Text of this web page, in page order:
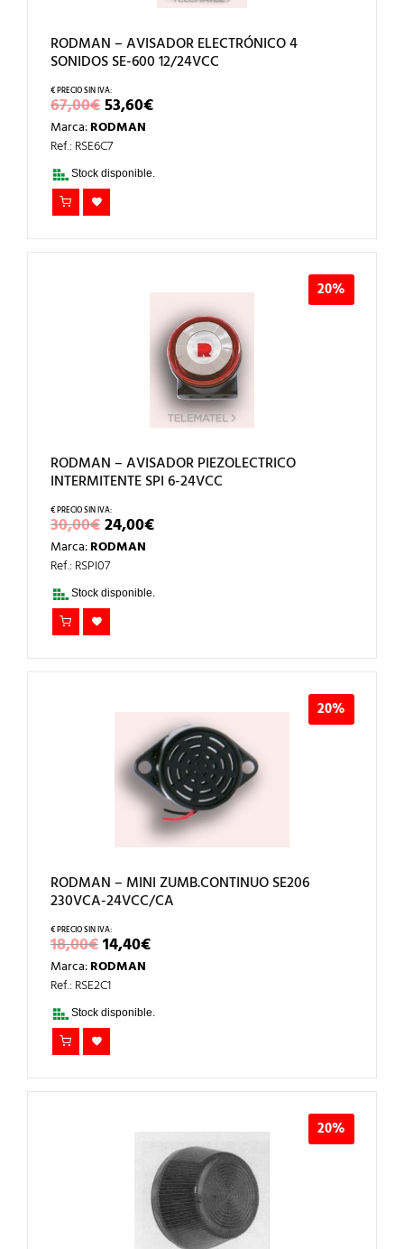
RODMAN – AVISADOR ELECTRÓNICO 4
SONIDOS SE-600 12/24VCC
67,00€EL
PRECIO
ORIGINAL
ERA:
67,00€.
53,60€EL
PRECIO
Marca:RODMAN
Ref.: RSE6C7
Stock disponible.
20%
RODMAN – AVISADOR PIEZOLECTRICO
INTERMITENTE SPI 6-24VCC
30,00€EL
PRECIO
ORIGINAL
ERA:
30,00€.
24,00€EL
PRECIO
Marca:RODMAN
Ref.: RSPI07
Stock disponible.
20%
RODMAN – MINI ZUMB.CONTINUO SE206
230VCA-24VCC/CA
18,00€EL
PRECIO
ORIGINAL
ERA:
18,00€.
14,40€EL
PRECIO
Marca:RODMAN
Ref.: RSE2C1
Stock disponible.
20%